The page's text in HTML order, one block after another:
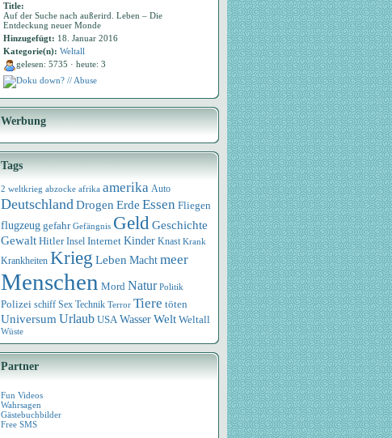
Title:
Auf der Suche nach außerird. Leben – Die
Entdeckung neuer Monde
Hinzugefügt: 18. Januar 2016
Kategorie(n): Weltall
gelesen: 5735 · heute: 3
Doku down? // Abuse
Werbung
Tags
2 weltkrieg abzocke afrika amerika Auto
DeutschlandDrogen Erde Essen Fliegen
flugzeug gefahr Gefängnis GeldGeschichte
Gewalt Hitler Insel Internet Kinder Knast Krank
Krankheiten Krieg Leben Macht meer
Menschen Mord Natur Politik
Polizei schiff Sex Technik Terror Tiere töten
Universum Urlaub USA WasserWelt Weltall
Wüste
Partner
Fun Videos
Wahrsagen
Gästebuchbilder
Free SMS